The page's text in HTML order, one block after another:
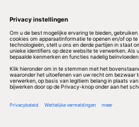
Privacyinstellingen
Volg ons